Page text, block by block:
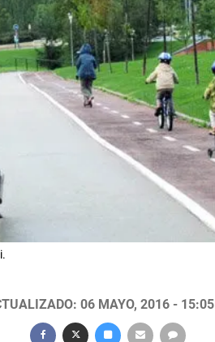
06 MAYO, 2016 - 15:05